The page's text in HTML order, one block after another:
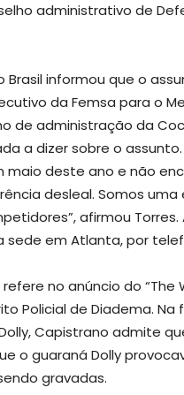
administrativo de
Brasil informou que o
da Femsa para o
de administração da
a dizer sobre o
maio deste ano e não
desleal. Somos
afirmou
em Atlanta, por
no anúncio do “The
Policial de Diadema.
Capistrano admite
o guaraná Dolly
gravadas.